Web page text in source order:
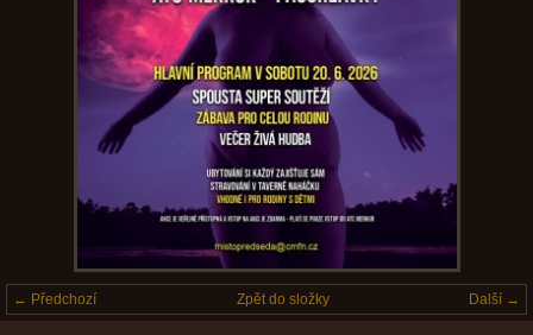
← Předchozí Další →
Zpět do složky